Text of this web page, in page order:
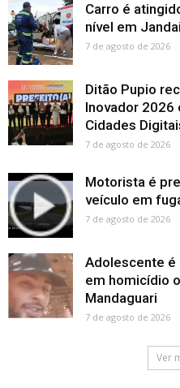
Carro é
nível em
7 de agosto de 2026
Ditão Pupio
Inovador 2026
Cidades
7 de agosto de 2026
Motorista é
veículo em
7 de agosto de 2026
Adolescente é
em homicídio
Mandaguari
7 de agosto de 2026
Ver